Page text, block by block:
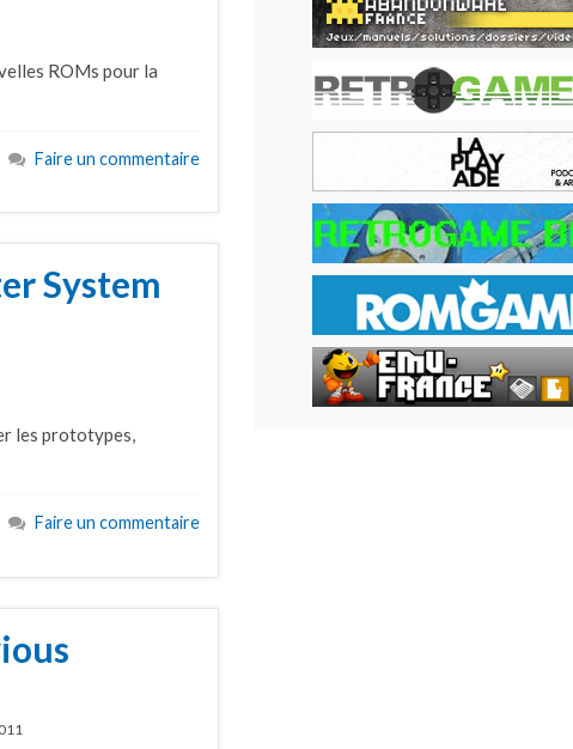
ROMs pour la
Faire un commentaire
System
les prototypes,
Faire un commentaire